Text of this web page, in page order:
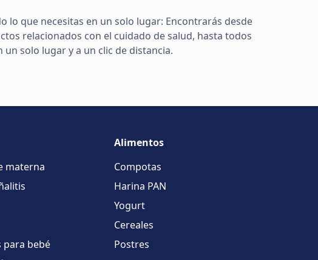
lo que necesitas en un solo lugar: Encontrarás desde
relacionados con el cuidado de salud, hasta todos
solo lugar y a un clic de distancia.
materna
para bebé
Alimentos
Compotas
Harina PAN
Yogurt
Cereales
Postres